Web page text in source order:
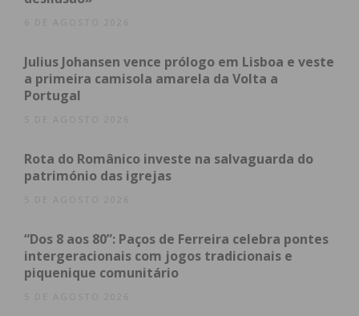
Segundo a Segurança Social, a transição para o
formato digital oferece uma resposta mais célere e
um acompanhamento mais transparente,
permitindo que a informação seja partilhada em
Além do requerimento inicial, a plataforma online
Submissão de novos pedidos:
requerimento de forma desmaterializada;
6 DE AGOSTO 2026
Julius Johansen vence prólogo em Lisboa e veste
a primeira camisola amarela da Volta a
Portugal
5 DE AGOSTO 2026
Rota do Românico investe na salvaguarda do
património das igrejas
5 DE AGOSTO 2026
“Dos 8 aos 80”: Paços de Ferreira celebra pontes
intergeracionais com jogos tradicionais e
piquenique comunitário
5 DE AGOSTO 2026